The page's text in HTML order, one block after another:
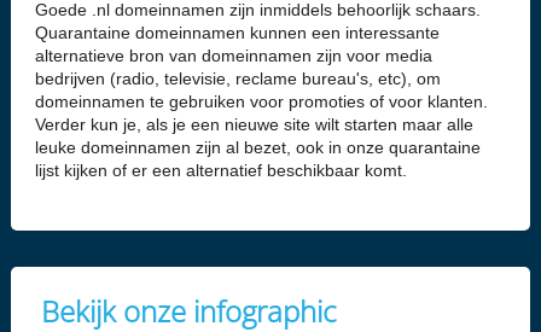
Goede .nl domeinnamen zijn inmiddels behoorlijk schaars.
Quarantaine domeinnamen kunnen een interessante
alternatieve bron van domeinnamen zijn voor media
bedrijven (radio, televisie, reclame bureau's, etc), om
domeinnamen te gebruiken voor promoties of voor klanten.
Verder kun je, als je een nieuwe site wilt starten maar alle
leuke domeinnamen zijn al bezet, ook in onze quarantaine
lijst kijken of er een alternatief beschikbaar komt.
Bekijk onze infographic